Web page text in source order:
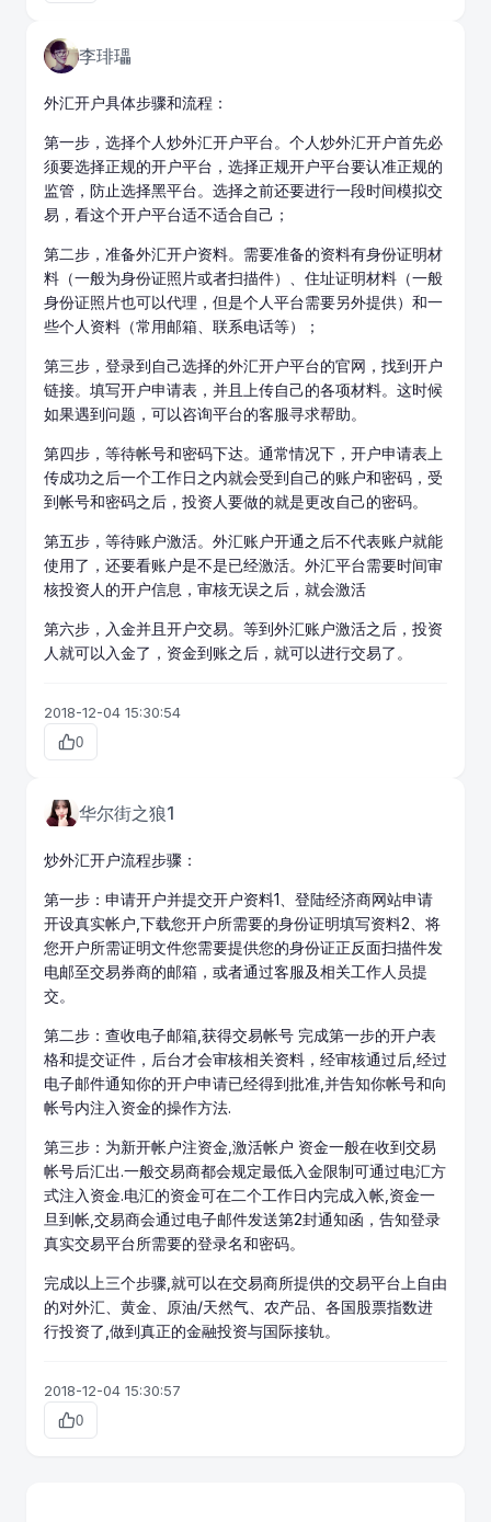
李琲瓃
外汇开户具体步骤和流程：
第一步，选择个人炒外汇开户平台。个人炒外汇开户首先必
须要选择正规的开户平台，选择正规开户平台要认准正规的
监管，防止选择黑平台。选择之前还要进行一段时间模拟交
易，看这个开户平台适不适合自己；
第二步，准备外汇开户资料。需要准备的资料有身份证明材
料（一般为身份证照片或者扫描件）、住址证明材料（一般
身份证照片也可以代理，但是个人平台需要另外提供）和一
些个人资料（常用邮箱、联系电话等）；
第三步，登录到自己选择的外汇开户平台的官网，找到开户
链接。填写开户申请表，并且上传自己的各项材料。这时候
如果遇到问题，可以咨询平台的客服寻求帮助。
第四步，等待帐号和密码下达。通常情况下，开户申请表上
传成功之后一个工作日之内就会受到自己的账户和密码，受
到帐号和密码之后，投资人要做的就是更改自己的密码。
第五步，等待账户激活。外汇账户开通之后不代表账户就能
使用了，还要看账户是不是已经激活。外汇平台需要时间审
核投资人的开户信息，审核无误之后，就会激活
第六步，入金并且开户交易。等到外汇账户激活之后，投资
人就可以入金了，资金到账之后，就可以进行交易了。
2018-12-04 15:30:54
0
华尔街之狼1
炒外汇开户流程步骤：
第一步：申请开户并提交开户资料1、登陆经济商网站申请
开设真实帐户,下载您开户所需要的身份证明填写资料2、将
您开户所需证明文件您需要提供您的身份证正反面扫描件发
电邮至交易券商的邮箱，或者通过客服及相关工作人员提
交。
第二步：查收电子邮箱,获得交易帐号 完成第一步的开户表
格和提交证件，后台才会审核相关资料，经审核通过后,经过
电子邮件通知你的开户申请已经得到批准,并告知你帐号和向
帐号内注入资金的操作方法.
第三步：为新开帐户注资金,激活帐户 资金一般在收到交易
帐号后汇出.一般交易商都会规定最低入金限制可通过电汇方
式注入资金.电汇的资金可在二个工作日内完成入帐,资金一
旦到帐,交易商会通过电子邮件发送第2封通知函，告知登录
真实交易平台所需要的登录名和密码。
完成以上三个步骤,就可以在交易商所提供的交易平台上自由
的对外汇、 黄金 、原油/天然气、农产品、各国股票指数进
行投资了,做到真正的金融投资与国际接轨。
2018-12-04 15:30:57
0